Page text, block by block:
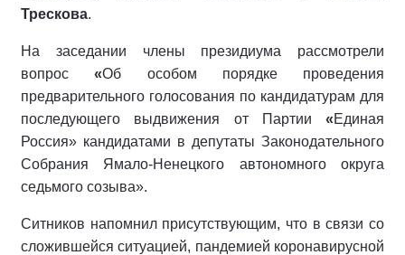
Трескова.
На заседании члены президиума рассмотрели
вопрос «Об особом порядке проведения
предварительного голосования по кандидатурам для
последующего выдвижения от Партии «Единая
Россия» кандидатами в депутаты Законодательного
Собрания Ямало-Ненецкого автономного округа
седьмого созыва».
Ситников напомнил присутствующим, что в связи со
сложившейся ситуацией, пандемией коронавирусной